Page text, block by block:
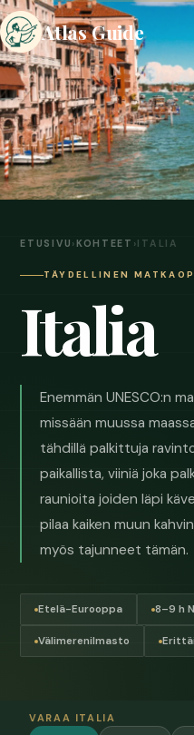
Atlas Guide
ETUSIVU ›KOHTEET ›ITALIA
TÄYDELLINEN
Italia
Enemmän UNESCO:n
missään muussa
tähdillä palkittuja
paikallista, viiniä joka
raunioita joiden läpi
pilaa kaiken muun
myös tajunneet tämän.
Etelä-Eurooppa 8–9 h
Välimerenilmasto
VARAA ITALIA